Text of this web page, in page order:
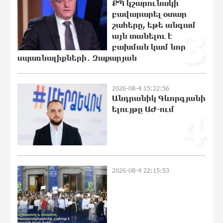
«Ռեալը» հայտարարել է Դիոմանդեի
տրանսֆերի մասին
22:40:18 7-08-2026
Վանաձորում բшխվել են «Jeep
Cherokee»-ն և «Toyota Camry»-ն
22:21:15 7-08-2026
Մասկը մերժել է Կիևի խնդրանքը՝
օգտագործել Starlink-ը Ռուսաստանի
դեմ հարվшծները կառավարելու
համար
Երևանում և մարզերում
էլեկտրաէներգիայի ընդհատումներ
կլինեն
3
ՔՊ կշարունակի
բավարարել օտար
շահերը, եթե անգամ
այն տանելու է
բախման կամ նոր
սպառնալիքների․ Զաքարյան
2026-08-4 15:22:56
Անդրանիկ Գևորգյանի
ելույթը ԱԺ-ում
2026-08-4 22:15:53